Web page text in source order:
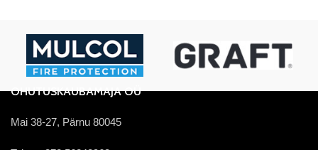
OHUTUSKAUBAMAJA OÜ
Mai 38-27, Pärnu 80045